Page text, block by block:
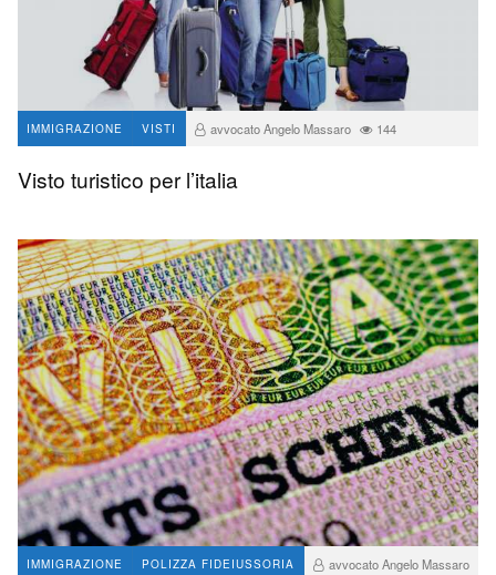
IMMIGRAZIONE VISTI avvocato Angelo Massaro 144
Visto turistico per l’italia
IMMIGRAZIONE POLIZZA FIDEIUSSORIA
avvocato Angelo Massaro